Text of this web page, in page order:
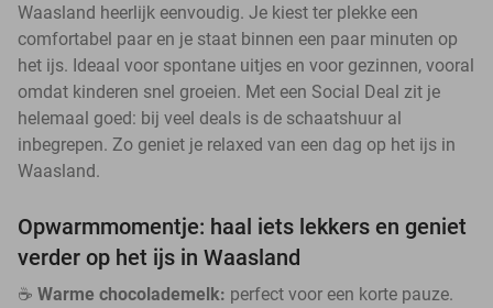
Waasland heerlijk eenvoudig. Je kiest ter plekke een
comfortabel paar en je staat binnen een paar minuten op
het ijs. Ideaal voor spontane uitjes en voor gezinnen, vooral
omdat kinderen snel groeien. Met een Social Deal zit je
helemaal goed: bij veel deals is de schaatshuur al
inbegrepen. Zo geniet je relaxed van een dag op het ijs in
Waasland.
Opwarmmomentje: haal iets lekkers en geniet
verder op het ijs in Waasland
☕ Warme chocolademelk: perfect voor een korte pauze.